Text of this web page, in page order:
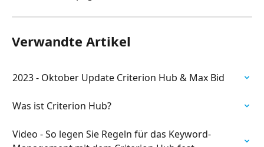
Verwandte Artikel
2023 - Oktober Update Criterion Hub & Max Bid
Was ist Criterion Hub?
Video - So legen Sie Regeln für das Keyword-